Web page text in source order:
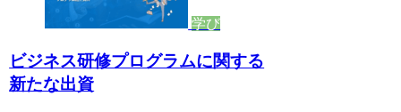
学び
ビジネス研修プログラムに関する
新たな出資